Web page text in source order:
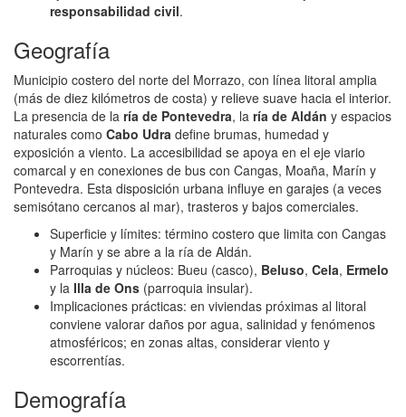
responsabilidad civil.
Geografía
Municipio costero del norte del Morrazo, con línea litoral amplia
(más de diez kilómetros de costa) y relieve suave hacia el interior.
La presencia de la ría de Pontevedra, la ría de Aldán y espacios
naturales como Cabo Udra define brumas, humedad y
exposición a viento. La accesibilidad se apoya en el eje viario
comarcal y en conexiones de bus con Cangas, Moaña, Marín y
Pontevedra. Esta disposición urbana influye en garajes (a veces
semisótano cercanos al mar), trasteros y bajos comerciales.
Superficie y límites: término costero que limita con Cangas
y Marín y se abre a la ría de Aldán.
Parroquias y núcleos: Bueu (casco), Beluso, Cela, Ermelo
y la Illa de Ons (parroquia insular).
Implicaciones prácticas: en viviendas próximas al litoral
conviene valorar daños por agua, salinidad y fenómenos
atmosféricos; en zonas altas, considerar viento y
escorrentías.
Demografía